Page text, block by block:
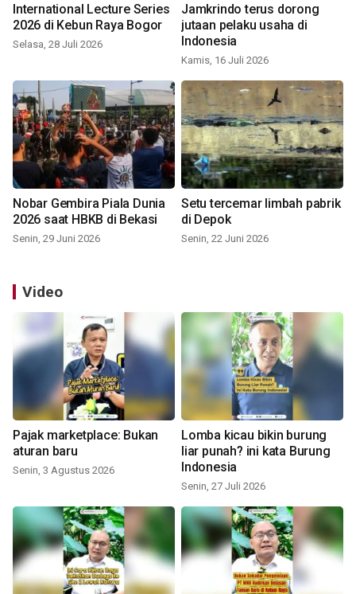
International Lecture Series
2026 di Kebun Raya Bogor
Selasa, 28 Juli 2026
Jamkrindo terus dorong
jutaan pelaku usaha di
Indonesia
Kamis, 16 Juli 2026
Nobar Gembira Piala Dunia
2026 saat HBKB di Bekasi
Senin, 29 Juni 2026
Setu tercemar limbah pabrik
di Depok
Senin, 22 Juni 2026
Video
Pajak marketplace: Bukan
aturan baru
Senin, 3 Agustus 2026
Lomba kicau bikin burung
liar punah? ini kata Burung
Indonesia
Senin, 27 Juli 2026